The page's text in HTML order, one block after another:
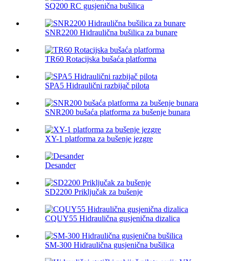
SQ200 RC gusjenična bušilica
SNR2200 Hidraulična bušilica za bunare
TR60 Rotacijska bušaća platforma
SPA5 Hidraulični razbijač pilota
SNR200 bušaća platforma za bušenje bunara
XY-1 platforma za bušenje jezgre
Desander
SD2200 Priključak za bušenje
CQUY55 Hidraulična gusjenična dizalica
SM-300 Hidraulična gusjenična bušilica